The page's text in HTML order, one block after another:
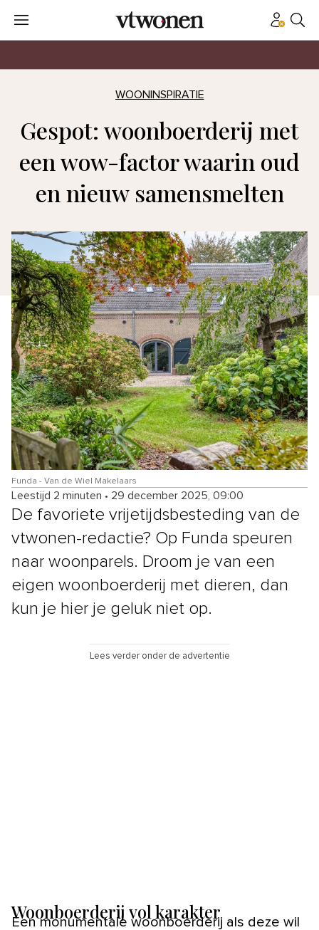
WOONINSPIRATIE
Gespot: woonboerderij met
een wow-factor waarin oud
en nieuw samensmelten
Funda - Van de Wiel Makelaars
Leestijd 2 minuten • 29 december 2025, 09:00
De favoriete vrijetijdsbesteding van de
vtwonen-redactie? Op Funda speuren
naar woonparels. Droom je van een
eigen woonboerderij met dieren, dan
kun je hier je geluk niet op.
Lees verder onder de advertentie
Woonboerderij vol karakter
Een monumentale woonboerderij als deze wil